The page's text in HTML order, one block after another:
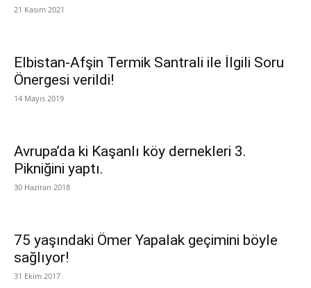
21 Kasım 2021
Elbistan-Afşin Termik Santrali ile İlgili Soru
Önergesi verildi!
14 Mayıs 2019
Avrupa’da ki Kaşanlı köy dernekleri 3.
Pikniğini yaptı.
30 Haziran 2018
75 yaşındaki Ömer Yapalak geçimini böyle
sağlıyor!
31 Ekim 2017